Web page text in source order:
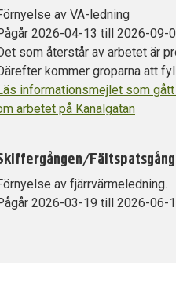
av VA-ledning
2026-04-13 till 2026-09-
som återstår av arbetet är
kommer groparna att
informationsmejlet som
arbetet på Kanalgatan
av fjärrvärmeledning.
2026-03-19 till 2026-06-